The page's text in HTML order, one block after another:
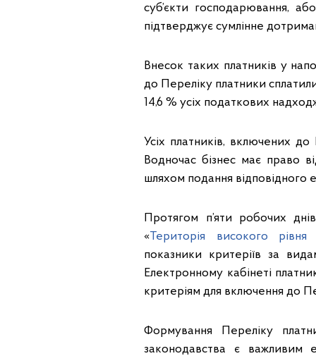
суб’єкти господарювання,
підтверджує сумлінне
Внесок таких платників у
до Переліку платники
14,6 % усіх податкових
Усіх платників, включених
Водночас бізнес має право
шляхом подання
Протягом п’яти робочих
«Територія високого рівня
показники критеріїв за
Електронному кабінеті
критеріям для включення до
Формування Переліку
законодавства є важливим